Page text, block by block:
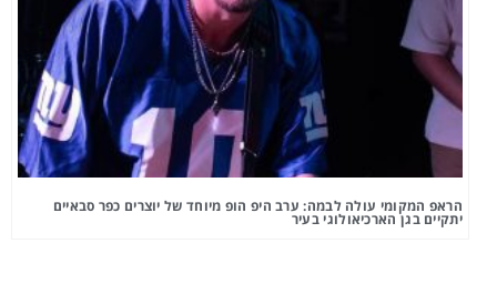
הראפ המקומי עולה לבמה: ערב היפ הופ מיוחד של יוצרים כפר סבאיים
יתקיים בגן הארכיאולוגי בעיר